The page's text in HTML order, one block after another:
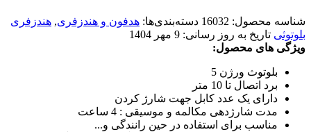
شناسه محصول: 16032 دسته‌بندی‌ها: هدفون و هندزفری, هندزفری
بلوتوثی تاریخ به روز رسانی: 9 مهر 1404
ویژگی های محصول:
بلوتوث ورژن 5
برد اتصال تا 10 متر
دارای یک عدد کابل جهت شارژ کردن
مدت شارژدهی مکالمه و موسیقی : 4 ساعت
مناسب برای استفاده در حین رانندگی و...